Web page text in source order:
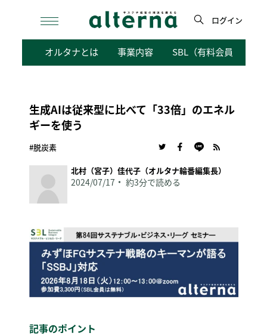
検
ログイン
オルタナとは 事業内容 SBL（有料会員向けサ
生成AIは従来型に比べて「33倍」のエネル
ギーを使う
#脱炭素
北村（宮子）佳代子（オルタナ輪番編集長）
2024/07/17 約3分で読める
記事のポイント